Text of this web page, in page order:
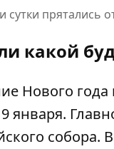
прятались
какой
Нового
января.